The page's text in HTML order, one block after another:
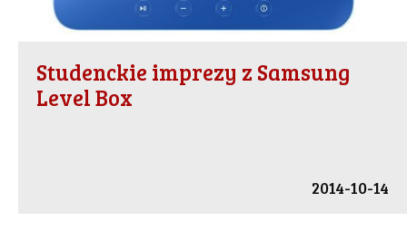
Studenckie imprezy z Samsung
Level Box
2014-10-14